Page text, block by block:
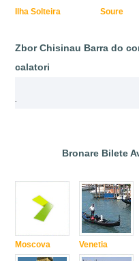
Ilha Solteira
Soure
Zbor Chisinau Barra do
calatori
Bronare Bilete
Moscova Venetia